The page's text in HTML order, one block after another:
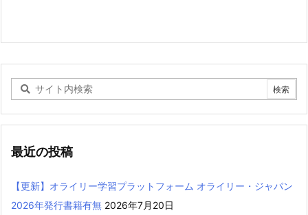
最近の投稿
【更新】オライリー学習プラットフォーム オライリー・ジャパン
2026年発行書籍有無 2026年7月20日